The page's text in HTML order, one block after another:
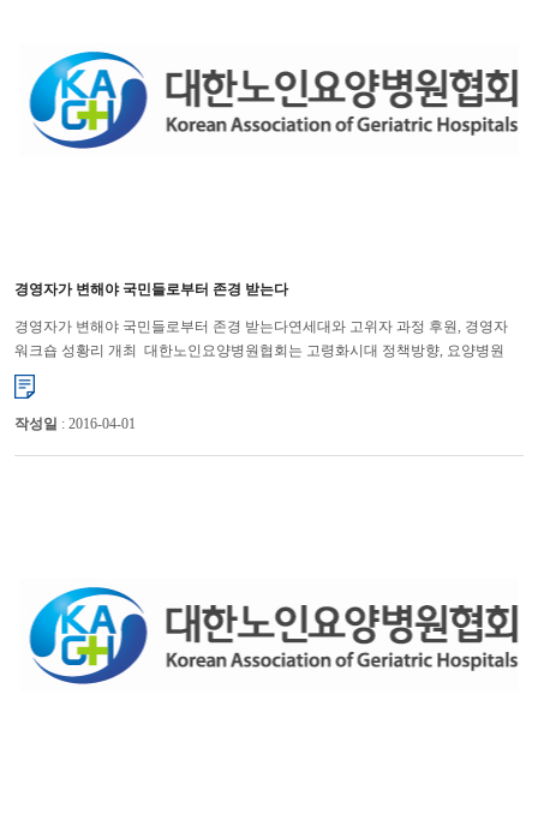
경영자가 변해야 국민들로부터 존경 받는다
경영자가 변해야 국민들로부터 존경 받는다연세대와 고위자 과정 후원, 경영자
워크숍 성황리 개최 대한노인요양병원협회는 고령화시대 정책방향, 요양병원
경영자들의 성공적인 경영전략에 대한 최신 식견 함...
작성일 : 2016-04-01